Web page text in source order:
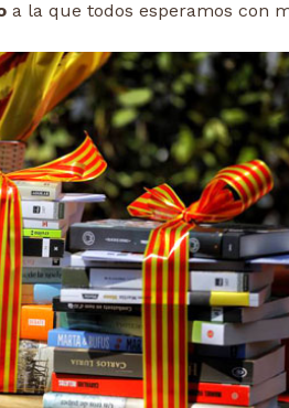
a la que todos esperamos con